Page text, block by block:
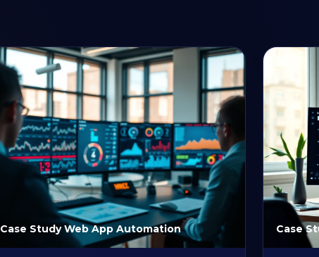
Case Study Web App Automation Case